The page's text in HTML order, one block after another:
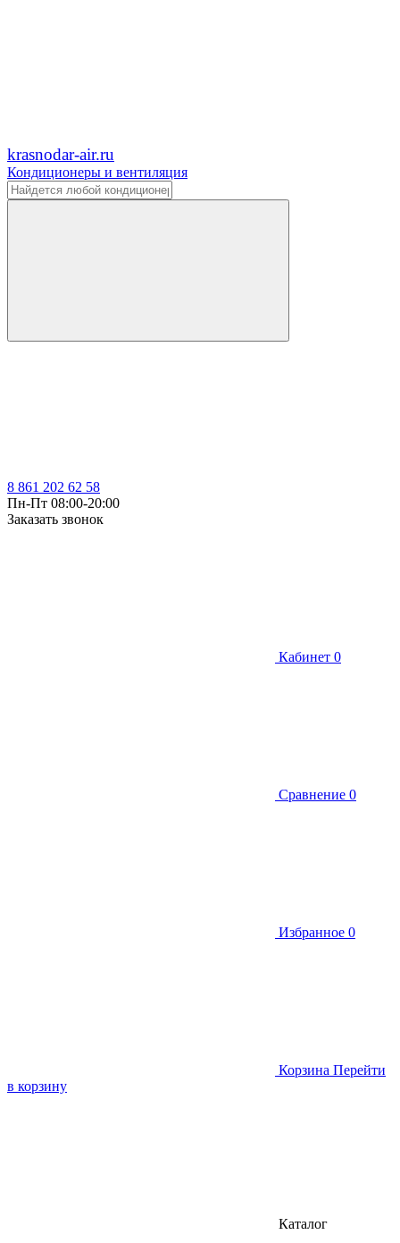
krasnodar-air.ru
Кондиционеры и вентиляция
8 861 202 62 58
Пн-Пт 08:00-20:00
Заказать звонок
Кабинет 0
Сравнение 0
Избранное 0
Корзина Перейти
в корзину
Каталог